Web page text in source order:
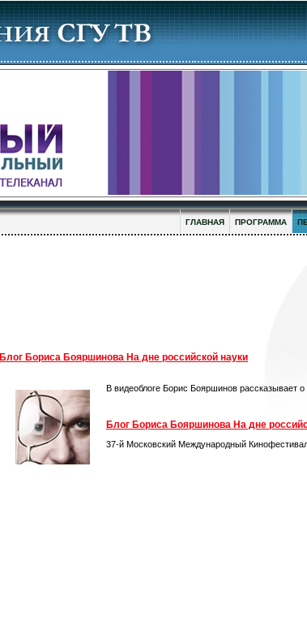
ГЛАВНАЯ ПРОГРАММА
Блог Бориса Бояршинова На дне российской науки
В видеоблоге Борис Бояршинов
Блог Бориса Бояршинова На дне
37-й Московский Международный